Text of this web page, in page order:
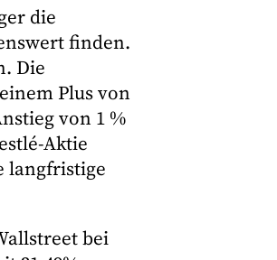
die
finden.
Die
Plus von
von 1 %
Aktie
langfristige
bei